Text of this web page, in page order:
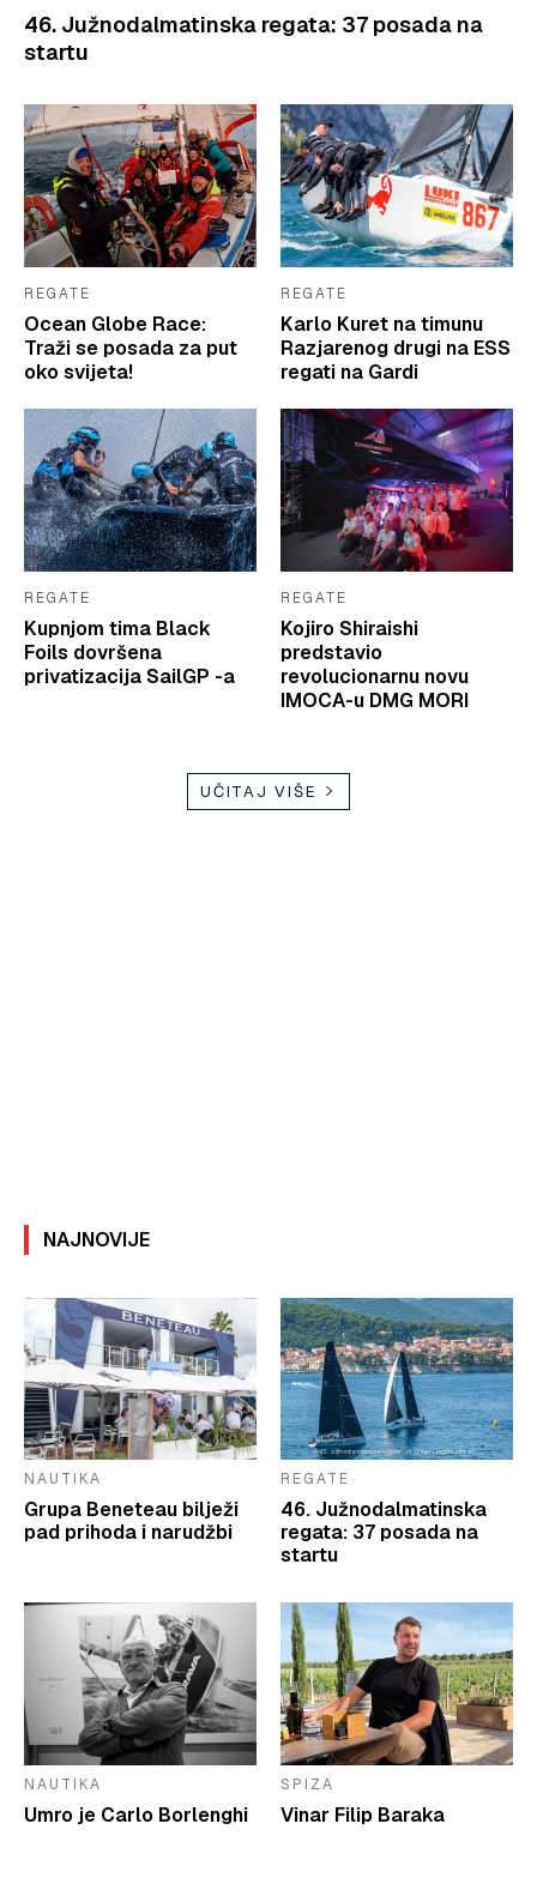
46. Južnodalmatinska regata: 37 posada na
startu
REGATE
Ocean Globe Race:
Traži se posada za put
oko svijeta!
REGATE
Karlo Kuret na timunu
Razjarenog drugi na ESS
regati na Gardi
REGATE
Kupnjom tima Black
Foils dovršena
privatizacija SailGP -a
REGATE
Kojiro Shiraishi
predstavio
revolucionarnu novu
IMOCA-u DMG MORI
UČITAJ VIŠE
NAJNOVIJE
NAUTIKA
Grupa Beneteau bilježi
pad prihoda i narudžbi
REGATE
46. Južnodalmatinska
regata: 37 posada na
startu
NAUTIKA
Umro je Carlo Borlenghi
SPIZA
Vinar Filip Baraka